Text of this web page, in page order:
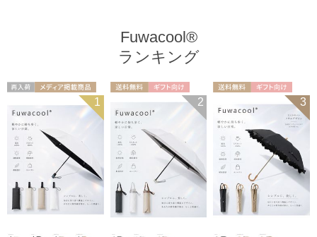
Fuwacool®
ランキング
メディア掲載商 1
ギフト向け
2
ギフト向け
WOMEN
3